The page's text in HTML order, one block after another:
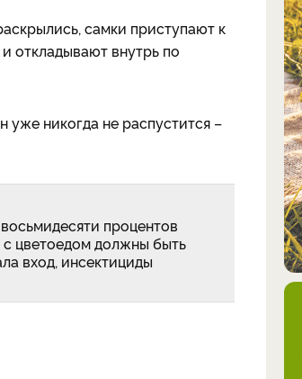
самки приступают к
откладывают внутрь по
уже никогда не распустится –
процентов
цветоедом должны быть
вход, инсектициды